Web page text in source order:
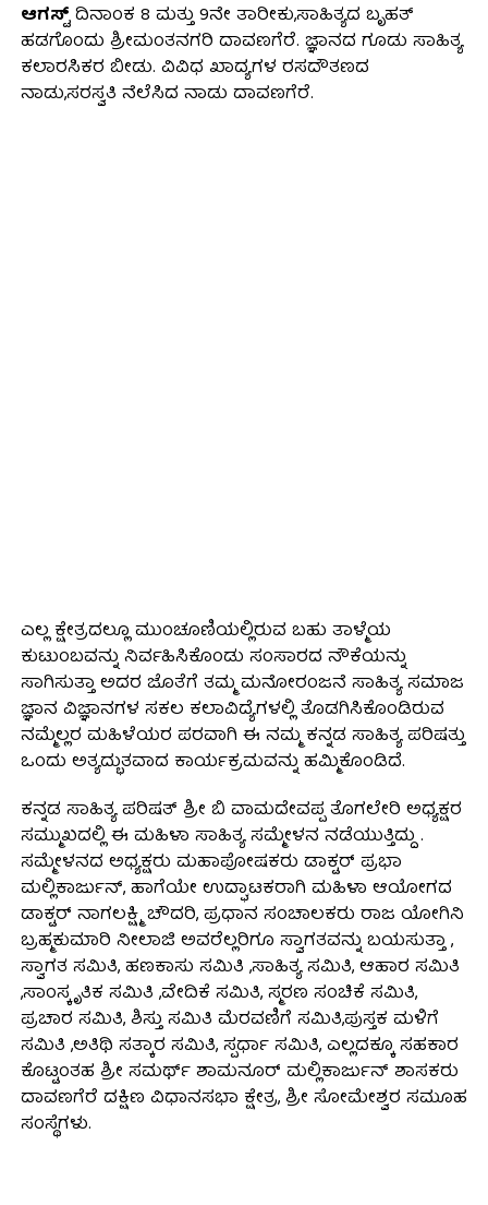
ಆಗಸ್ಟ್ದಿನಾಂಕ 8 ಮತ್ತು 9ನೇ ತಾರೀಕು,ಸಾಹಿತ್ಯದ ಬೃಹತ್
ಹಡಗೊಂದು ಶ್ರೀಮಂತನಗರಿ ದಾವಣಗೆರೆ. ಜ್ಞಾನದ ಗೂಡು ಸಾಹಿತ್ಯ
ಕಲಾರಸಿಕರ ಬೀಡು. ವಿವಿಧ ಖಾದ್ಯಗಳ ರಸದೌತಣದ
ನಾಡು,ಸರಸ್ವತಿ ನೆಲೆಸಿದ ನಾಡು ದಾವಣಗೆರೆ.
ಎಲ್ಲ ಕ್ಷೇತ್ರದಲ್ಲೂ ಮುಂಚೂಣಿಯಲ್ಲಿರುವ ಬಹು ತಾಳ್ಮೆಯ
ಕುಟುಂಬವನ್ನು ನಿರ್ವಹಿಸಿಕೊಂಡು ಸಂಸಾರದ ನೌಕೆಯನ್ನು
ಸಾಗಿಸುತ್ತಾ ಅದರ ಜೊತೆಗೆ ತಮ್ಮ ಮನೋರಂಜನೆ ಸಾಹಿತ್ಯ ಸಮಾಜ
ಜ್ಞಾನ ವಿಜ್ಞಾನಗಳ ಸಕಲ ಕಲಾವಿದ್ಯೆಗಳಲ್ಲಿ ತೊಡಗಿಸಿಕೊಂಡಿರುವ
ನಮ್ಮೆಲ್ಲರ ಮಹಿಳೆಯರ ಪರವಾಗಿ ಈ ನಮ್ಮ ಕನ್ನಡ ಸಾಹಿತ್ಯ ಪರಿಷತ್ತು
ಒಂದು ಅತ್ಯದ್ಭುತವಾದ ಕಾರ್ಯಕ್ರಮವನ್ನು ಹಮ್ಮಿಕೊಂಡಿದೆ.
ಕನ್ನಡ ಸಾಹಿತ್ಯ ಪರಿಷತ್ ಶ್ರೀ ಬಿ ವಾಮದೇವಪ್ಪ ತೊಗಲೇರಿ ಅಧ್ಯಕ್ಷರ
ಸಮ್ಮುಖದಲ್ಲಿ ಈ ಮಹಿಳಾ ಸಾಹಿತ್ಯ ಸಮ್ಮೇಳನ ನಡೆಯುತ್ತಿದ್ದು .
ಸಮ್ಮೇಳನದ ಅಧ್ಯಕ್ಷರು ಮಹಾಪೋಷಕರು ಡಾಕ್ಟರ್ ಪ್ರಭಾ
ಮಲ್ಲಿಕಾರ್ಜುನ್, ಹಾಗೆಯೇ ಉದ್ಘಾಟಕರಾಗಿ ಮಹಿಳಾ ಆಯೋಗದ
ಡಾಕ್ಟರ್ ನಾಗಲಕ್ಷ್ಮಿ ಚೌದರಿ, ಪ್ರಧಾನ ಸಂಚಾಲಕರು ರಾಜ ಯೋಗಿನಿ
ಬ್ರಹ್ಮಕುಮಾರಿ ನೀಲಾಜಿ ಅವರೆಲ್ಲರಿಗೂ ಸ್ವಾಗತವನ್ನು ಬಯಸುತ್ತಾ ,
ಸ್ವಾಗತ ಸಮಿತಿ, ಹಣಕಾಸು ಸಮಿತಿ ,ಸಾಹಿತ್ಯ ಸಮಿತಿ, ಆಹಾರ ಸಮಿತಿ
,ಸಾಂಸ್ಕೃತಿಕ ಸಮಿತಿ ,ವೇದಿಕೆ ಸಮಿತಿ, ಸ್ಮರಣ ಸಂಚಿಕೆ ಸಮಿತಿ,
ಪ್ರಚಾರ ಸಮಿತಿ, ಶಿಸ್ತು ಸಮಿತಿ ಮೆರವಣಿಗೆ ಸಮಿತಿ,ಪುಸ್ತಕ ಮಳಿಗೆ
ಸಮಿತಿ ,ಅತಿಥಿ ಸತ್ಕಾರ ಸಮಿತಿ, ಸ್ಪರ್ಧಾ ಸಮಿತಿ, ಎಲ್ಲದಕ್ಕೂ ಸಹಕಾರ
ಕೊಟ್ಟಂತಹ ಶ್ರೀ ಸಮರ್ಥ್ ಶಾಮನೂರ್ ಮಲ್ಲಿಕಾರ್ಜುನ್ ಶಾಸಕರು
ದಾವಣಗೆರೆ ದಕ್ಷಿಣ ವಿಧಾನಸಭಾ ಕ್ಷೇತ್ರ, ಶ್ರೀ ಸೋಮೇಶ್ವರ ಸಮೂಹ
ಸಂಸ್ಥೆಗಳು.